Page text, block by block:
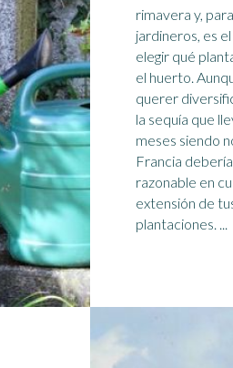
rimavera y,
jardineros, es
elegir qué
el huerto.
querer
la sequía que
meses siendo
Francia
razonable en
extensión de
plantaciones. ...